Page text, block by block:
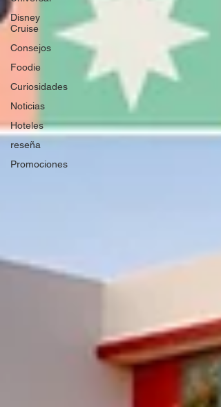
Disney
Cruise
Consejos
Foodie
Curiosidades
Noticias
Hoteles
reseña
Promociones